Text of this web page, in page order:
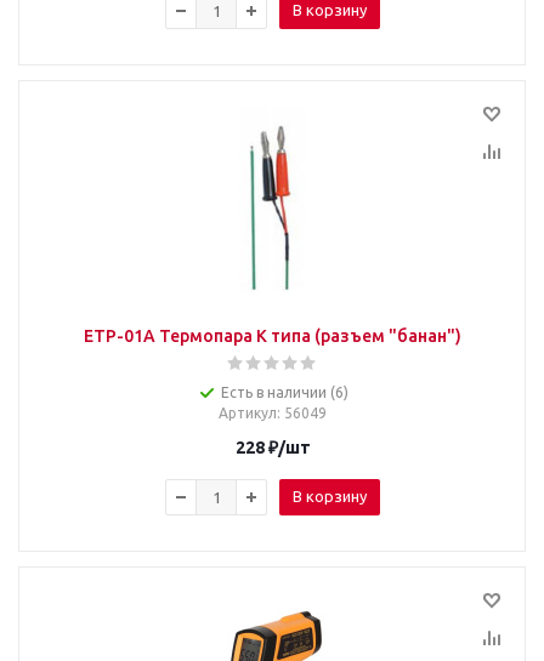
В корзину
ETP-01A Термопара К типа (разъем "банан")
Есть в наличии (6)
Артикул: 56049
228₽/шт
В корзину